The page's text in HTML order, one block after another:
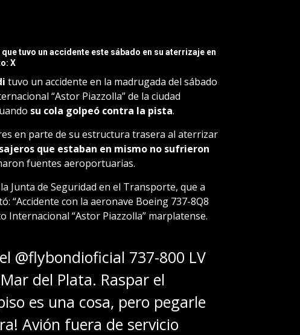
tuvo un accidente este sábado en su aterrizaje en
X
tuvo un accidente en la madrugada del sábado
“Astor Piazzolla” de la ciudad
su cola golpeó contra la pista.
en parte de su estructura trasera al aterrizar
que estaban en mismo no sufrieron
fuentes aeroportuarias.
Junta de Seguridad en el Transporte, que a
“Accidente con la aeronave Boeing 737-8Q8
Internacional “Astor Piazzolla” marplatense.
@flybondioficial 737-800 LV
del Plata. Raspar el
es una cosa, pero pegarle
Avión fuera de servicio